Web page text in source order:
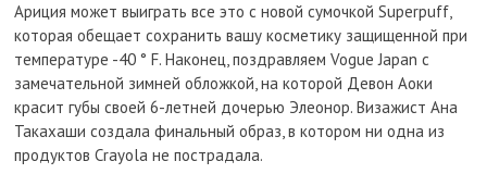
Ариция может выиграть все это с новой сумочкой Superpuff,
которая обещает сохранить вашу косметику защищенной при
температуре -40 ° F. Наконец, поздравляем Vogue Japan с
замечательной зимней обложкой, на которой Девон Аоки
красит губы своей 6-летней дочерью Элеонор. Визажист Ана
Такахаши создала финальный образ, в котором ни одна из
продуктов Crayola не пострадала.